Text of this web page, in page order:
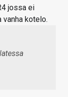
jossa ei
vanha kotelo.